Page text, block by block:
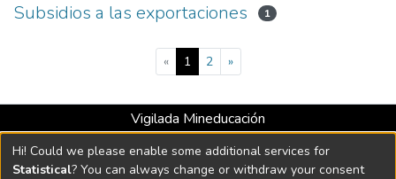
Subsidios a las exportaciones 1
« 1(current)
2 »
Vigilada Mineducación
Universidad con Acreditación Institucional hasta 2026 -
Resolución MEN 2158 de 2018
Hi! Could we please enable some additional services for
Statistical? You can always change or withdraw your consent